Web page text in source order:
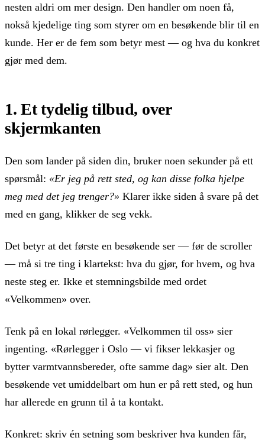
nesten aldri om mer design. Den handler om noen få,
nokså kjedelige ting som styrer om en besøkende blir til en
kunde. Her er de fem som betyr mest — og hva du konkret
gjør med dem.
1. Et tydelig tilbud, over
skjermkanten
Den som lander på siden din, bruker noen sekunder på ett
spørsmål: «Er jeg på rett sted, og kan disse folka hjelpe
meg med det jeg trenger?» Klarer ikke siden å svare på det
med en gang, klikker de seg vekk.
Det betyr at det første en besøkende ser — før de scroller
— må si tre ting i klartekst: hva du gjør, for hvem, og hva
neste steg er. Ikke et stemningsbilde med ordet
«Velkommen» over.
Tenk på en lokal rørlegger. «Velkommen til oss» sier
ingenting. «Rørlegger i Oslo — vi fikser lekkasjer og
bytter varmtvannsbereder, ofte samme dag» sier alt. Den
besøkende vet umiddelbart om hun er på rett sted, og hun
har allerede en grunn til å ta kontakt.
Konkret: skriv én setning som beskriver hva kunden får,